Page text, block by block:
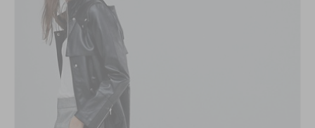
Inspirations, style et sélections
directement dans votre boite